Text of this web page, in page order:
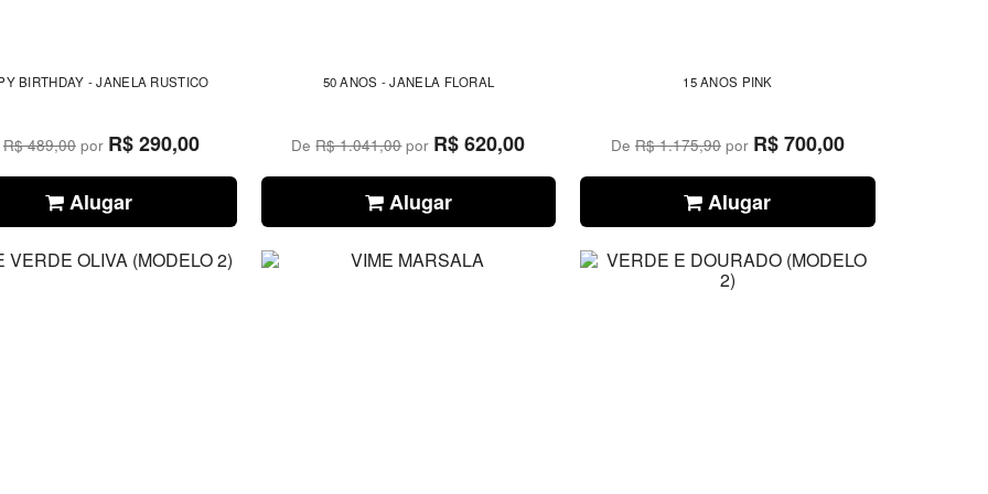
BIRTHDAY - JANELA RUSTICO
R$ 489,00por R$ 290,00
Alugar
50 ANOS - JANELA FLORAL
DeR$ 1.041,00por R$ 620,00
Alugar
15 ANOS PINK
De R$ 1.175,90por R$ 700,00
Alugar